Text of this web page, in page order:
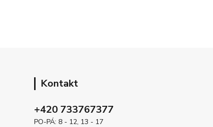
Kontakt
+420 733767377
PO-PÁ: 8 - 12, 13 - 17